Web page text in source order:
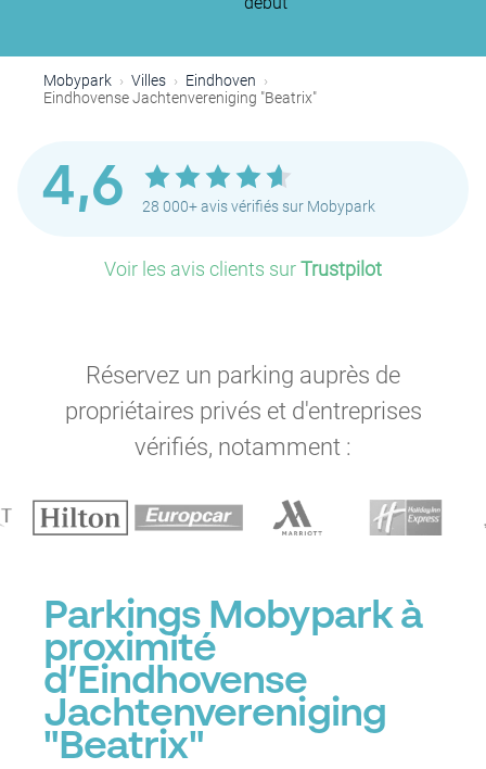
Mobypark Villes
Eindhoven
Eindhovense Jachtenvereniging "Beatrix"
4,6 28 000+ avis vérifiés sur Mobypark
Voir les avis clients surTrustpilot
Réservez un parking auprès de
propriétaires privés et d'entreprises
vérifiés, notamment :
Parkings Mobypark à
proximité
d’Eindhovense
Jachtenvereniging
"Beatrix"